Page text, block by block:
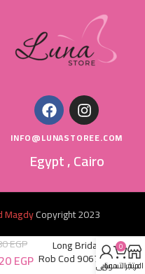
INFO@LUNASTOREE.COM
Egypt , Cairo
MagdyCopyright2023
Long Bridal
Rob Cod 9067
EGP
EGP المتجر
0
عربة التسوق
حسابي